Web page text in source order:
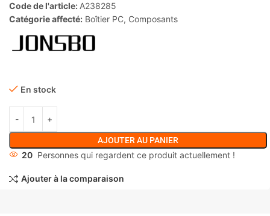
Code de l'article: A238285
Catégorie affecté: Boîtier PC, Composants
En stock
AJOUTER AU PANIER
20 Personnes qui regardent ce produit actuellement !
Ajouter à la comparaison